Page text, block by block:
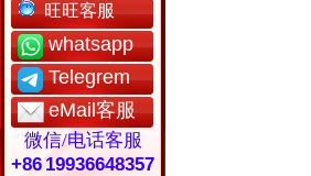
旺旺客服
whatsapp
Telegrem
eMail客服
微信/电话客服
+86 19936648357